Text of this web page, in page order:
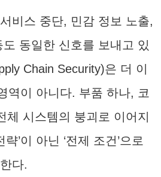
비스 중단, 민감 정보 노출,
동일한 신호를 보내고 있
Chain Security)은 더 이
역이 아니다. 부품 하나, 코
체 시스템의 붕괴로 이어지
’이 아닌 ‘전제 조건’으로
다.